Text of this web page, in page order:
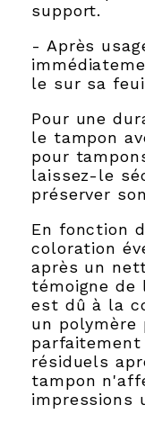
support.
- Après
le sur sa
Pour une
le tampon
pour
laissez-le
préserver
En fonction
coloration
après un
témoigne de
est dû à la
un
résiduels
tampon
impressions